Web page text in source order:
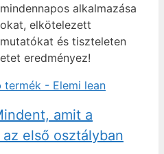
alkalmazása
elkötelezett
és tiszteleten
eredményez!
amit a
első osztályban